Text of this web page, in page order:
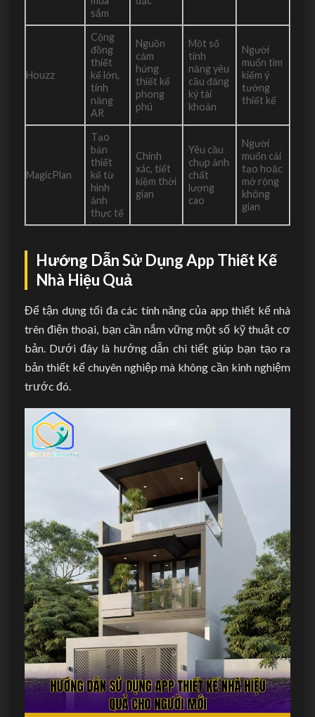
sắm
Houzz
Cộng
đồng
thiết
kế lớn,
tính
năng
AR
Nguồn
cảm
hứng
thiết kế
phong
phú
Một số
tính
năng yêu
cầu đăng
ký tài
khoản
Người
muốn tìm
kiếm ý
tưởng
thiết kế
MagicPlan
Tạo
bản
thiết
kế từ
hình
ảnh
thực tế
Chính
xác, tiết
kiệm thời
gian
Yêu cầu
chụp ảnh
chất
lượng
cao
Người
muốn cải
tạo hoặc
mở rộng
không
gian
Hướng Dẫn Sử Dụng App Thiết Kế
Nhà Hiệu Quả
Để tận dụng tối đa các tính năng của app thiết kế nhà
trên điện thoại, bạn cần nắm vững một số kỹ thuật cơ
bản. Dưới đây là hướng dẫn chi tiết giúp bạn tạo ra
bản thiết kế chuyên nghiệp mà không cần kinh nghiệm
trước đó.